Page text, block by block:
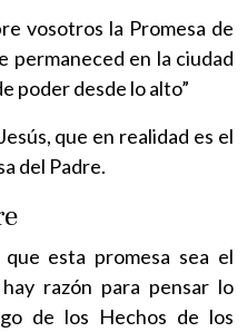
vosotros la Promesa de
permaneced en la ciudad
poder desde lo alto”
que en realidad es el
del Padre.
esta promesa sea el
razón para pensar lo
de los Hechos de los